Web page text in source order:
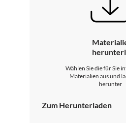
Wählen Sie die für Sie
Materialien aus und
herunter
Zum Herunterladen